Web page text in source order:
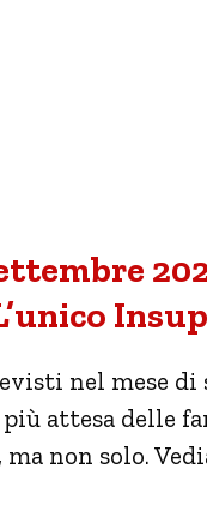
nel mese di
attesa delle
non solo.